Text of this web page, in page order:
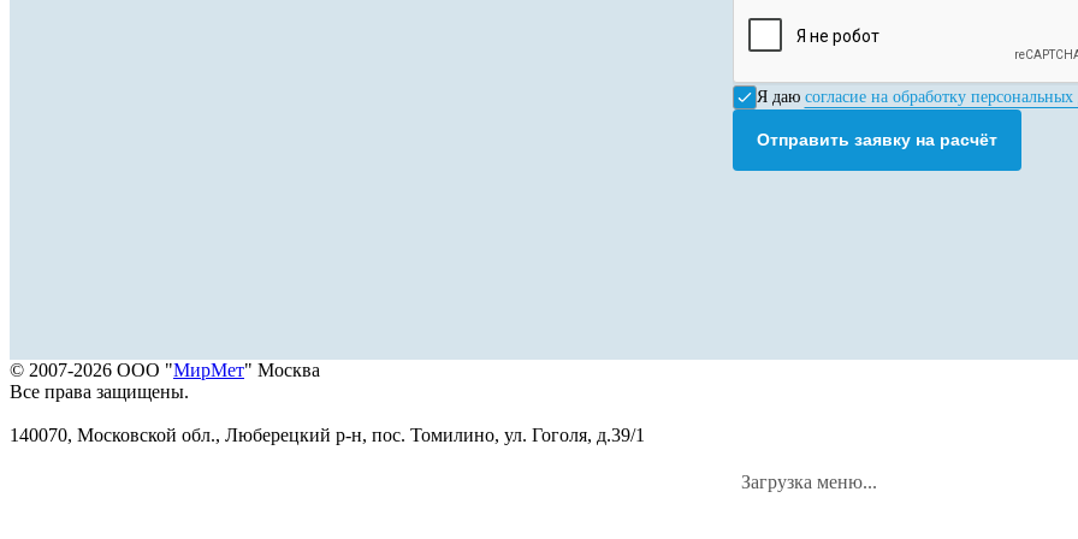
Я даю согласие на обработку
Отправить заявку на расчёт
© 2007-2026 ООО "МирМет" Москва
Все права защищены.
140070, Московской обл., Люберецкий р-н, пос. Томилино, ул. Гоголя, д.39/1
Загрузка меню...